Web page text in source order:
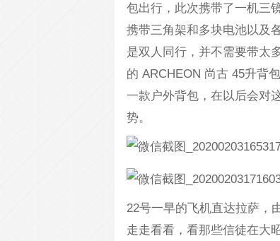
包出行，此次携带了一机三
携带三角架和多块电池以及
是双人同行，并不需要带太
的 ARCHEON 尚古 45升背
一款户外背包，在以后会对
势。
22号一早的飞机直达拉萨，
走走看看，看那些信徒在大